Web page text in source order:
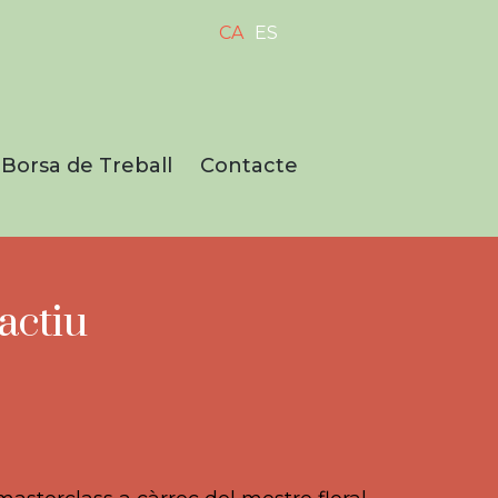
Borsa de Treball Contacte
CA ES